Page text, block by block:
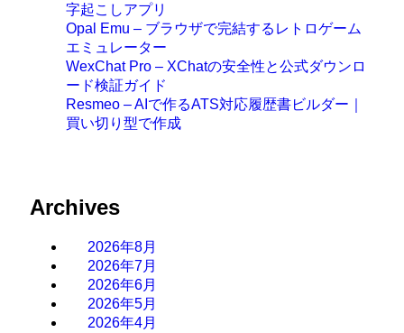
字起こしアプリ
Opal Emu – ブラウザで完結するレトロゲーム
エミュレーター
WexChat Pro – XChatの安全性と公式ダウンロ
ード検証ガイド
Resmeo – AIで作るATS対応履歴書ビルダー｜
買い切り型で作成
Archives
2026年8月
2026年7月
2026年6月
2026年5月
2026年4月